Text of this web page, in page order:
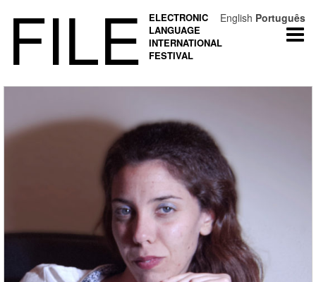
FILE
ELECTRONIC
LANGUAGE
INTERNATIONAL
FESTIVAL
English Português